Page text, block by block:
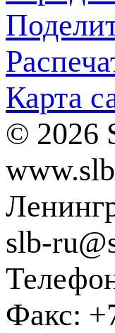
Карта
© 2026
slb-
Факс: